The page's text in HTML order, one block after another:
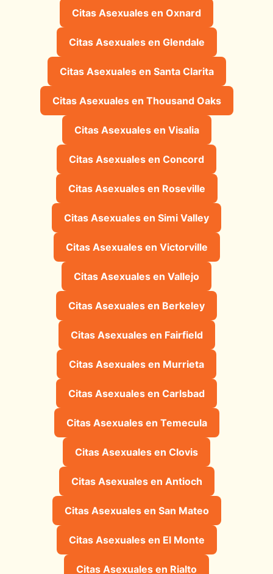
Citas Asexuales en Oxnard
Citas Asexuales en Glendale
Citas Asexuales en Santa Clarita
Citas Asexuales en Thousand Oaks
Citas Asexuales en Visalia
Citas Asexuales en Concord
Citas Asexuales en Roseville
Citas Asexuales en Simi Valley
Citas Asexuales en Victorville
Citas Asexuales en Vallejo
Citas Asexuales en Berkeley
Citas Asexuales en Fairfield
Citas Asexuales en Murrieta
Citas Asexuales en Carlsbad
Citas Asexuales en Temecula
Citas Asexuales en Clovis
Citas Asexuales en Antioch
Citas Asexuales en San Mateo
Citas Asexuales en El Monte
Citas Asexuales en Rialto